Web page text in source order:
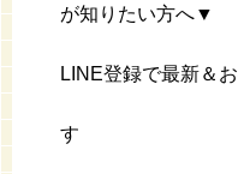
が知りたい方へ▼
LINE登録で最新＆
す